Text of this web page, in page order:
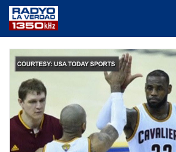
PUBLIC SERVICE
ANNOUNCEMENTS
PROGRAMS
ABOUT
CONTACT US